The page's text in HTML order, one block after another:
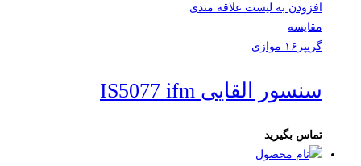
افزودن به لیست علاقه مندی
مقایسه
گریپر۱۶ موازی
سنسور القایی IS5077 ifm
تماس بگیرید